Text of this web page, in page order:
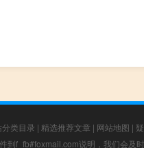
分类目录 | 精选推荐文章 | 网站地图 |
到f_fb#foxmail.com说明，我们会及